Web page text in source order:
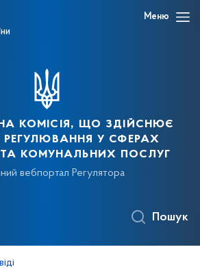
Меню
комісія, що здійснює
у сферах
та комунальних послуг
вебпортал Регулятора
Пошук